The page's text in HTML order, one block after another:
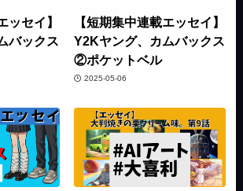
ッセイ】
バックス
【短期集中連載エッセイ】
Y2Kヤング、カムバックス
②ポケットベル
2025-05-06